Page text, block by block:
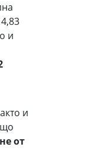
и
и
от